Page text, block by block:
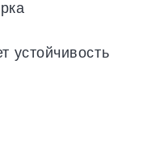
устойчивость